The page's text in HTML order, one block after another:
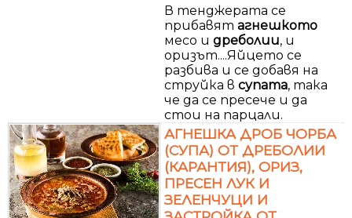
В тенджерата се
прибавят агнешкото
месо и дреболии, и
оризът....Яйцето се
разбива и се добавя на
струйка в супата, така
че да се пресече и да
стои на парцали.
АГНЕШКА ДРОБ ЧОРБА
(СУПА) ОТ ДРЕБОЛИИ
(КАРАНТИЯ), ОРИЗ,
ПРЕСЕН ЛУК И
ЗЕЛЕНЧУЦИ И